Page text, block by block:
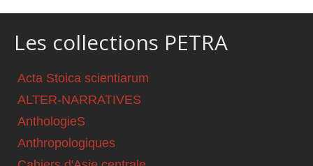
Les collections PETRA
Acta Stoica scientiarum
ALTER-NARRATIVES
AnthologieS
Anthropologiques